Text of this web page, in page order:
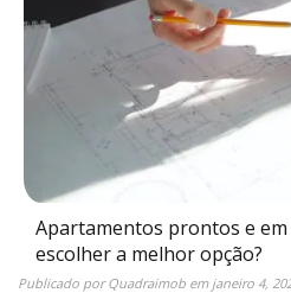
Apartamentos prontos e
escolher a melhor opção?
Publicado porQuadraimob em janeiro 4,